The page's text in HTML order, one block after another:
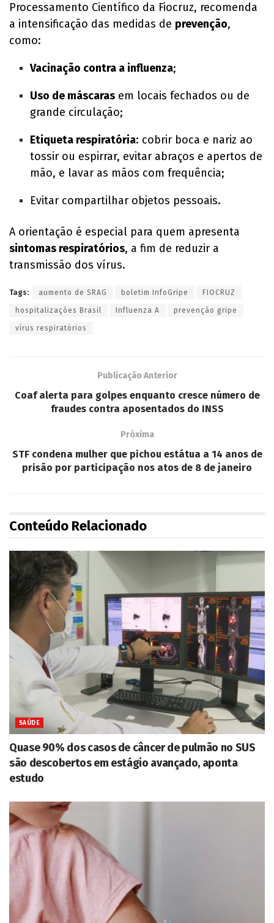
Processamento Científico da Fiocruz, recomenda
a intensificação das medidas de prevenção,
como:
Vacinação contra a influenza;
Uso de máscaras em locais fechados ou de
grande circulação;
Etiqueta respiratória: cobrir boca e nariz ao
tossir ou espirrar, evitar abraços e apertos de
mão, e lavar as mãos com frequência;
Evitar compartilhar objetos pessoais.
A orientação é especial para quem apresenta
sintomas respiratórios, a fim de reduzir a
transmissão dos vírus.
Tags: aumento de SRAG boletim InfoGripe FIOCRUZ
hospitalizações Brasil Influenza A prevenção gripe
vírus respiratórios
Publicação Anterior
Coaf alerta para golpes enquanto cresce número de
fraudes contra aposentados do INSS
Próxima
STF condena mulher que pichou estátua a 14 anos de
prisão por participação nos atos de 8 de janeiro
Conteúdo Relacionado
SAÚDE
Quase 90% dos casos de câncer de pulmão no SUS
são descobertos em estágio avançado, aponta
estudo